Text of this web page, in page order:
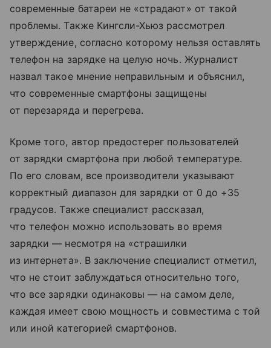
современные батареи не «страдают» от такой
проблемы. Также Кингсли-Хьюз рассмотрел
утверждение, согласно которому нельзя оставлять
телефон на зарядке на целую ночь. Журналист
назвал такое мнение неправильным и объяснил,
что современные смартфоны защищены
от перезаряда и перегрева.
Кроме того, автор предостерег пользователей
от зарядки смартфона при любой температуре.
По его словам, все производители указывают
корректный диапазон для зарядки от 0 до +35
градусов. Также специалист рассказал,
что телефон можно использовать во время
зарядки — несмотря на «страшилки
из интернета». В заключение специалист отметил,
что не стоит заблуждаться относительно того,
что все зарядки одинаковы — на самом деле,
каждая имеет свою мощность и совместима с той
или иной категорией смартфонов.